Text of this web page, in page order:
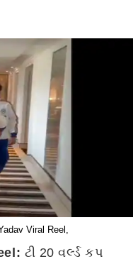
Viral Reel,
ટી 20 વર્લ્ડ કપ